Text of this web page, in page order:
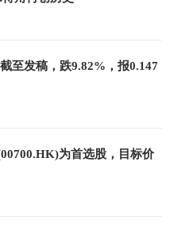
至发稿，跌9.82%，报0.147
为首选股，目标价